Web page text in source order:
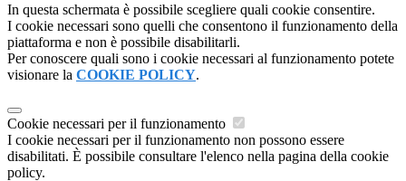
In questa schermata è possibile scegliere quali cookie consentire.
I cookie necessari sono quelli che consentono il funzionamento della
piattaforma e non è possibile disabilitarli.
Per conoscere quali sono i cookie necessari al funzionamento potete
visionare la COOKIE POLICY.
Cookie necessari per il funzionamento
I cookie necessari per il funzionamento non possono essere
disabilitati. È possibile consultare l'elenco nella pagina della cookie
policy.